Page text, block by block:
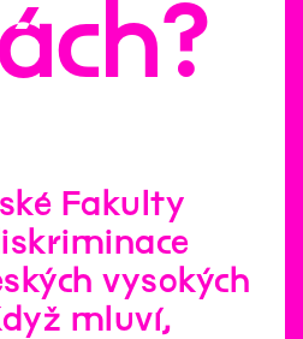
Fakulty
vysokých
mluví,